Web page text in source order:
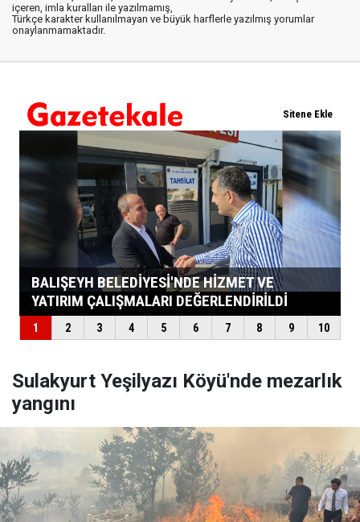
içeren, imla kuralları ile yazılmamış,
Türkçe karakter kullanılmayan ve büyük harflerle yazılmış yorumlar
onaylanmamaktadır.
Sulakyurt Yeşilyazı Köyü'nde mezarlık
yangını